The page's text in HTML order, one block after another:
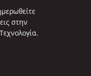
στην